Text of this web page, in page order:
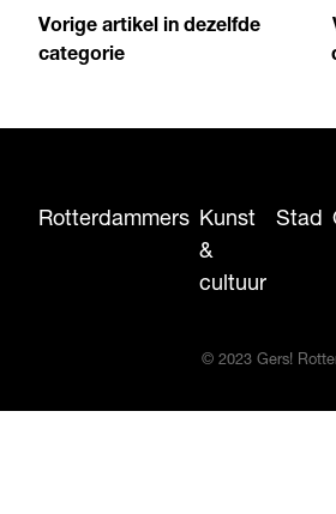
Vorige artikel in dezelfde
categorie
Rotterdammers Kunst
&
cultuur
Stad
© 2023 Gers!